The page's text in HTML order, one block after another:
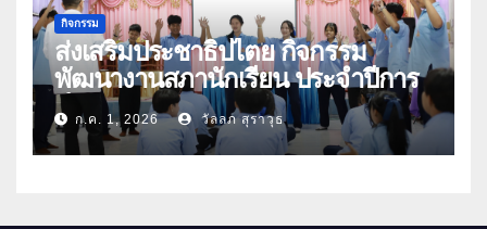
กิจกรรม
ส่งเสริมประชาธิปไตย กิจกรรม
พัฒนางานสภานักเรียน ประจำปีการ
ศึกษา 2569
ก.ค. 1, 2026 วัลลภ สุราวุธ